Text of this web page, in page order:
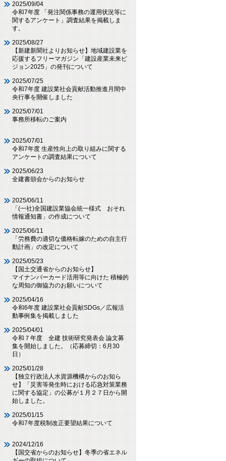
2025/09/04
令和7年度 「発注関係事務の運用状況等に
関するアンケート」調査結果を掲載しま
す。
2025/08/27
【新建新聞社よりお知らせ】地域建設業を
応援するフリーマガジン「建設産業未来ビ
ジョン2025」の発刊について
2025/07/25
令和7年度 建設業社会貢献活動推進月間中
央行事を開催しました
2025/07/01
事務所移転のご案内
2025/07/01
令和7年度 生産性向上の取り組みに関する
アンケートの調査結果について
2025/06/23
全建書頒会からのお知らせ
2025/06/11
「(一社)全国建設業協会統一様式 おそれ
情報通知書」の作成について
2025/06/11
「労務費の適切な価格転嫁のための自主行
動計画」の改定について
2025/05/23
【国土交通省からのお知らせ】
マイナンバーカード活用等に向けた 積極的
な周知の御協力のお願いについて
2025/04/16
令和6年度 建設業社会貢献SDGs／広報活
動事例集を掲載しました
2025/04/01
令和７年度 全建 技術研究発表会 論文募
集を開始しました。（応募締切：6月30
日）
2025/01/28
【独立行政法人水資源機構からのお知ら
せ】「災害等発生時における応急対策業務
に関する協定」の公募が１月２７日から開
始しました。
2025/01/15
令和7年度税制改正要望結果について
2024/12/16
【国交省からのお知らせ】冬季の省エネル